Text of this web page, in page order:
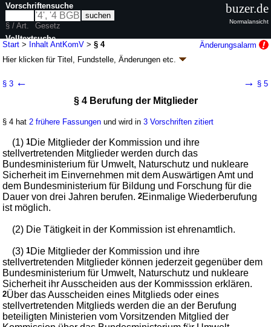
Start > Inhalt AntKomV >§ 4
Änderungsalarm
Hier klicken fürTitel, Fundstelle, Änderungen etc.
Berufung und Verfahren einer unabhängigen
Kommission wissenschaftlicher
Sachverständiger nach § 6 Abs. 5 des
Umweltschutzprotokoll-Ausführungsgesetzes
vom 22. September 1994 (AntKomV
V. v. 22.07.1999BGBl. I S. 1660 ; zuletzt geändert durch Artikel 123 V. v.
19.06.2020BGBl. I S. 1328
Geltung ab 27.07.1999; FNA: 2129-28-1Umweltschutz
3 weitere Fassungen | wird in 3 Vorschriften zitiert
§ 3 ← → § 5
§ 4 Berufung der Mitglieder
§ 4 hat 2 frühere Fassungen und wird in3 Vorschriften zitiert
(1)1Die Mitglieder der Kommission und ihre
stellvertretenden Mitglieder werden durch das
Bundesministerium für Umwelt, Naturschutz und nukleare
Sicherheit im Einvernehmen mit dem Auswärtigen Amt und
dem Bundesministerium für Bildung und Forschung für die
Dauer von drei Jahren berufen.2Einmalige Wiederberufung
ist möglich.
(2) Die Tätigkeit in der Kommission ist ehrenamtlich.
(3)1Die Mitglieder der Kommission und ihre
stellvertretenden Mitglieder können jederzeit gegenüber dem
Bundesministerium für Umwelt, Naturschutz und nukleare
Sicherheit ihr Ausscheiden aus der Kommisssion erklären.
2Über das Ausscheiden eines Mitglieds oder eines
stellvertretenden Mitglieds werden die an der Berufung
beteiligten Ministerien vom Vorsitzenden Mitglied der
Vorschriftensuche
§ / Art.
Gesetz
Volltextsuche
nur in AntKomV
buzer.de
Normalansicht